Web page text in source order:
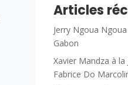
Articles
Jerry Ngoua
Gabon
Xavier Mandza à la
Fabrice Do